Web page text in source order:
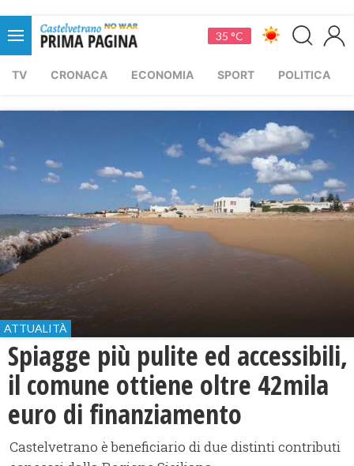
35 °C
TV CRONACA ECONOMIA SPORT POLITICA
ATTUALITÀ
Spiagge più pulite ed accessibili,
il comune ottiene oltre 42mila
euro di finanziamento
Castelvetrano è beneficiario di due distinti contributi